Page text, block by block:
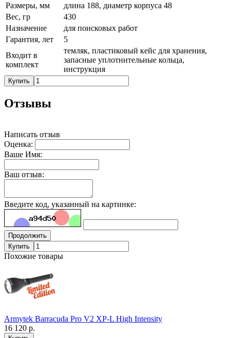
Размеры, мм
длина 188, диаметр корпуса 48
Вес, гр
430
Назначение
для поисковых работ
Гарантия, лет
5
Входит в
комплект
темляк, пластиковый кейс для хранения,
запасные уплотнительные кольца,
инструкция
Купить
Отзывы
Написать отзыв
Оценка:
Ваше Имя:
Ваш отзыв:
Введите код, указанный на картинке:
Продолжить
Купить
Похожие товары
Armytek Barracuda Pro V2 XP-L High Intensity
16 120 р.